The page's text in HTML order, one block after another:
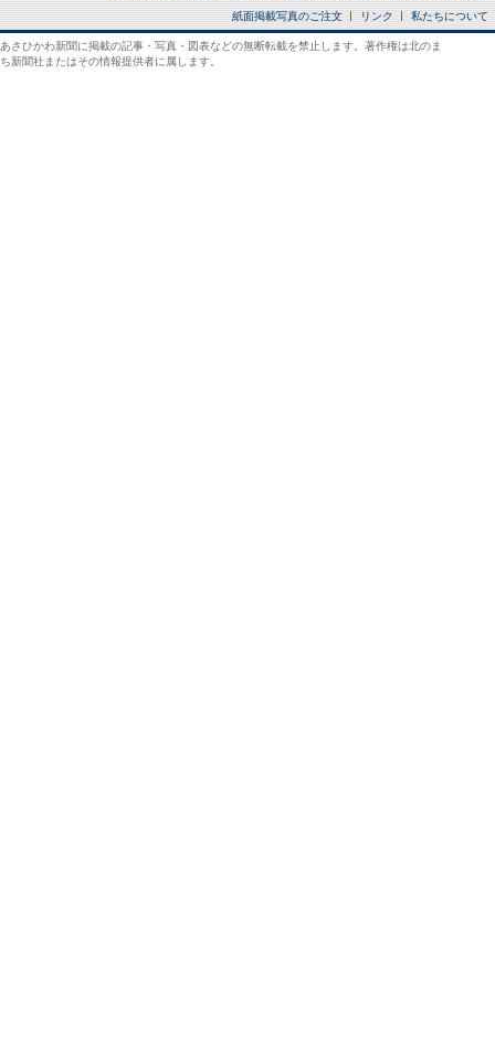
紙面掲載写真のご注文 リンク 私たちについて
あさひかわ新聞に掲載の記事・写真・図表などの無断転載を禁止します。著作権は北のま
ち新聞社またはその情報提供者に属します。